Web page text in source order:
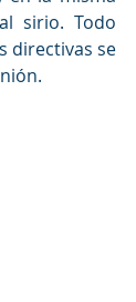
sirio. Todo
directivas se